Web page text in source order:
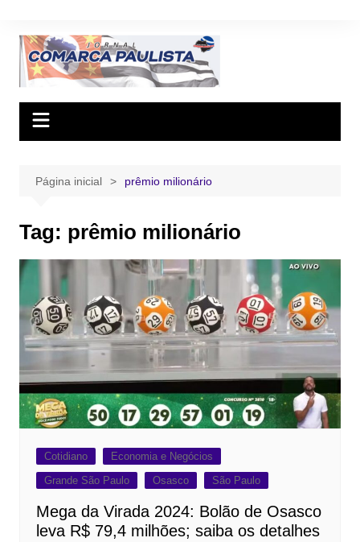
conteúdo
Página inicial prêmio milionário
Tag: prêmio milionário
Cotidiano
Economia e Negócios
Grande São Paulo
Osasco São Paulo
Mega da Virada 2024: Bolão de Osasco
leva R$ 79,4 milhões; saiba os detalhes